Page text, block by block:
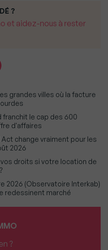
?
et aidez-nous à rester
grandes villes où la facture
franchit le cap des 600
d'affaires
Act change vraiment pour les
2026
droits si votre location de
2026 (Observatoire Interkab)
redessinent marché
?